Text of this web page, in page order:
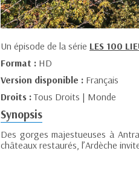
Un épisode de la série LES 100
Format : HD
Version disponible : Français
Droits :Tous Droits | Monde
Synopsis
Des gorges majestueuses à
châteaux restaurés, l’Ardèche